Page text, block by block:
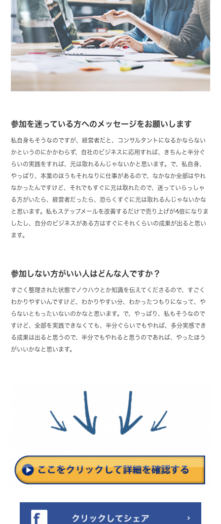
参加を迷っている方へのメッセージをお願いします
私自身もそうなのですが、経営者だと、コンサルタントになるかならない
かというのにかかわらず、自社のビジネスに応用すれば、きちんと半分ぐ
らいの実践をすれば、元は取れるんじゃないかと思います。で、私自身、
やっぱり、本業のほうもそれなりに仕事があるので、なかなか全部はやれ
なかったんですけど、それでもすぐに元は取れたので、迷っていらっしゃ
る方がいたら、経営者だったら、恐らくすぐに元は取れるんじゃないかな
と思います。私もステップメールを改善するだけで売り上げが4倍になりま
したし、自分のビジネスがある方はすぐにそれくらいの成果が出ると思い
ます。
参加しない方がいい人はどんな人ですか？
すごく整理された状態でノウハウとか知識を伝えてくださるので、すごく
わかりやすいんですけど、わかりやすい分、わかったつもりになって、や
らないともったいないのかなと思います。で、やっぱり、私もそうなので
すけど、全部を実践できなくても、半分ぐらいでもやれば、多分実感でき
る成果は出ると思うので、半分でもやれると思うのであれば、やったほう
がいいかなと思います。